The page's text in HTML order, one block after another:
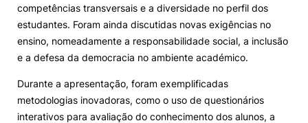
©2026 Instituto Politécnico de Coimbra. Todos os direitos reservados.
competências transversais e a diversidade no perfil dos
estudantes. Foram ainda discutidas novas exigências no
ensino, nomeadamente a responsabilidade social, a inclusão
e a defesa da democracia no ambiente académico.
Durante a apresentação, foram exemplificadas
metodologias inovadoras, como o uso de questionários
interativos para avaliação do conhecimento dos alunos, a